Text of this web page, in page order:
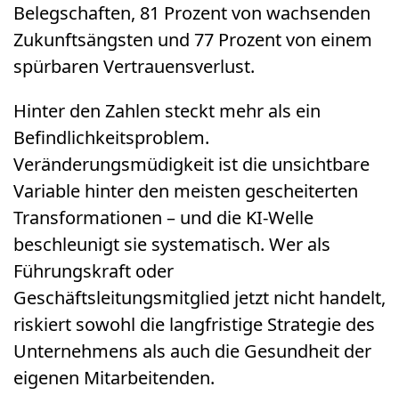
Belegschaften, 81 Prozent von wachsenden
Zukunftsängsten und 77 Prozent von einem
spürbaren Vertrauensverlust.
Hinter den Zahlen steckt mehr als ein
Befindlichkeitsproblem.
Veränderungsmüdigkeit ist die unsichtbare
Variable hinter den meisten gescheiterten
Transformationen – und die KI-Welle
beschleunigt sie systematisch. Wer als
Führungskraft oder
Geschäftsleitungsmitglied jetzt nicht handelt,
riskiert sowohl die langfristige Strategie des
Unternehmens als auch die Gesundheit der
eigenen Mitarbeitenden.